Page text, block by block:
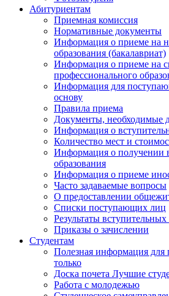
Абитуриентам
Приемная комиссия
Нормативные документы
Информация о приеме на
образования (бакалавриат)
Информация о приеме на
профессионального
Информация для
основу
Правила приема
Документы, необходимые
Информация о
Количество мест и
Информация о получении
образования
Информация о приеме
Часто задаваемые вопросы
О предоставлении
Списки поступающих лиц
Результаты
Приказы о зачислении
Студентам
Полезная информация для
только
Доска почета Лучшие
Работа с молодежью